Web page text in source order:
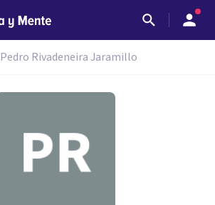
Pedro Rivadeneira Jaramillo